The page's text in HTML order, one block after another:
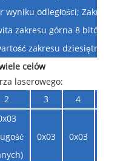
odległości; Zakres
zakresu górna 8 bitów ×
zakresu dziesiętnego
celów
laserowego:
2 3 4
0x03 0x03